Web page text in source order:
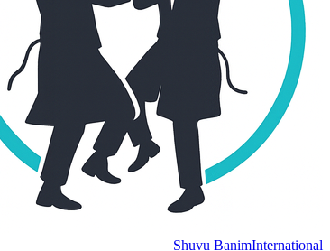
Shuvu BanimInternational